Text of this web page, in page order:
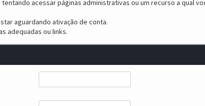
acessar páginas administrativas ou um recurso a qual
aguardando ativação de conta.
adequadas ou links.